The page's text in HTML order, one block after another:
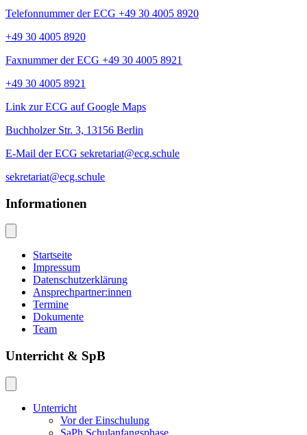
Telefonnummer der ECG +49 30 4005 8920
+49 30 4005 8920
Faxnummer der ECG +49 30 4005 8921
+49 30 4005 8921
Link zur ECG auf Google Maps
Buchholzer Str. 3, 13156 Berlin
E-Mail der ECG sekretariat@ecg.schule
sekretariat@ecg.schule
Informationen
Startseite
Impressum
Datenschutzerklärung
Ansprechpartner:innen
Termine
Dokumente
Team
Unterricht & SpB
Unterricht
Vor der Einschulung
SaPh Schulanfangsphase